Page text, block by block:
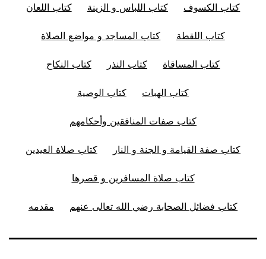
كتاب الكسوف كتاب اللباس و الزينة كتاب اللعان
كتاب اللقطة كتاب المساجد و مواضع الصلاة
كتاب المساقاة كتاب النذر كتاب النكاح
كتاب الهبات كتاب الوصية
كتاب صفات المنافقين وأحكامهم
كتاب صفة القيامة و الجنة و النار كتاب صلاة العيدين
كتاب صلاة المسافرين و قصرها
كتاب فضائل الصحابة رضي الله تعالى عنهم مقدمه